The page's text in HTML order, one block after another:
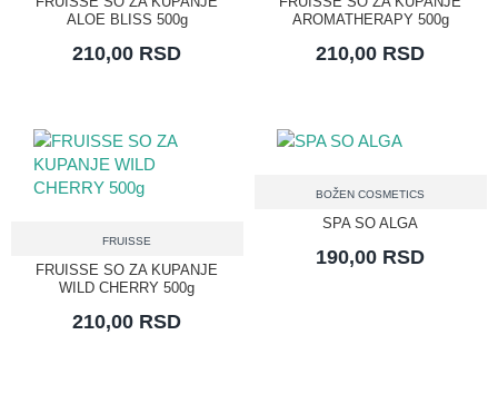
ALOE BLISS 500g
210,00 RSD
AROMATHERAPY 500g
210,00 RSD
FRUISSE
FRUISSE SO ZA KUPANJE
WILD CHERRY 500g
210,00 RSD
BOŽEN COSMETICS
SPA SO ALGA
190,00 RSD